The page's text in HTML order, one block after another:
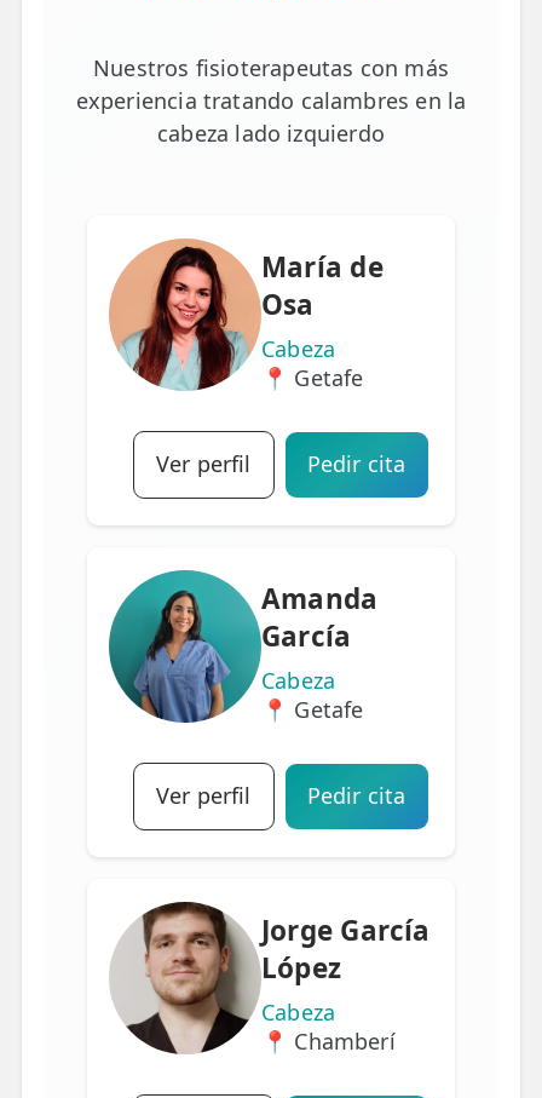
Nuestros fisioterapeutas con más
experiencia tratando calambres en la
cabeza lado izquierdo
María de
Osa
Cabeza
📍 Getafe
Ver perfil Pedir cita
Amanda
García
Cabeza
📍 Getafe
Ver perfil Pedir cita
Jorge García
López
Cabeza
📍 Chamberí